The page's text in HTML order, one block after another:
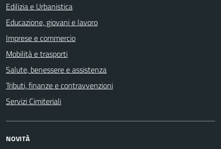
Edilizia e Urbanistica
Educazione, giovani e lavoro
Imprese e commercio
Mobilità e trasporti
Salute, benessere e assistenza
Tributi, finanze e contravvenzioni
Servizi Cimiteriali
NOVITÀ